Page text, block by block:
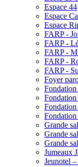
Espace 44
Espace
Espace
FARP -
FARP -
FARP -
FARP -
FARP -
Foyer
Grande
Grande
Grande
Jumeaux
Jeunotel